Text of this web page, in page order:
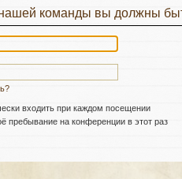
команды вы должны
входить при каждом посещении
пребывание на конференции в этот раз